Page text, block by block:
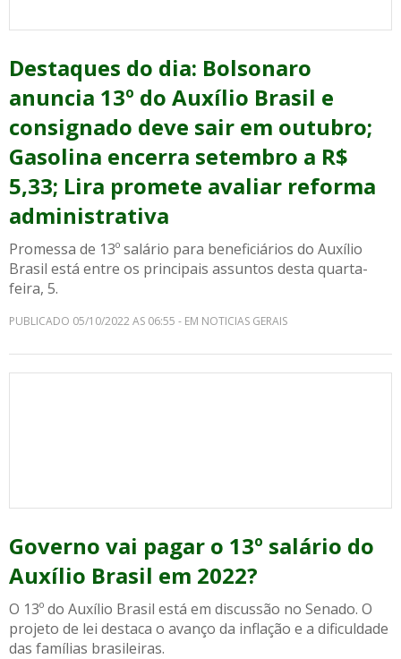
Destaques do dia: Bolsonaro
anuncia 13º do Auxílio Brasil e
consignado deve sair em outubro;
Gasolina encerra setembro a R$
5,33; Lira promete avaliar reforma
administrativa
Promessa de 13º salário para beneficiários do Auxílio
Brasil está entre os principais assuntos desta quarta-
feira, 5.
PUBLICADO 05/10/2022 AS 06:55 - EM NOTICIAS GERAIS
Governo vai pagar o 13º salário do
Auxílio Brasil em 2022?
O 13º do Auxílio Brasil está em discussão no Senado. O
projeto de lei destaca o avanço da inflação e a dificuldade
das famílias brasileiras.